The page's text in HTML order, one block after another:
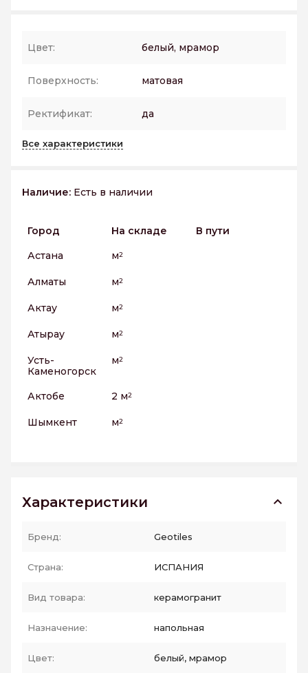
Цвет: белый, мрамор
Поверхность: матовая
Ректификат: да
Все характеристики
Наличие: Есть в наличии
Город На складе
В пути
Астана
м2
Алматы м2
Актау м2
Атырау м2
Усть-
Каменогорск
м2
Актобе 2 м2
Шымкент м2
Характеристики
Бренд: Geotiles
Страна: ИСПАНИЯ
Вид товара: керамогранит
Назначение: напольная
Цвет: белый, мрамор